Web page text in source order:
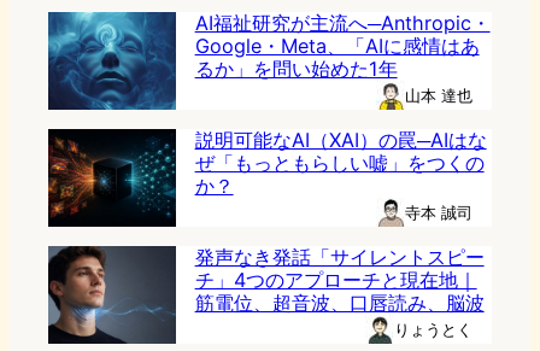
AI福祉研究が主流へ─Anthropic・
Google・Meta、「AIに感情はあ
るか」を問い始めた1年
山本 達也
説明可能なAI（XAI）の罠─AIはな
ぜ「もっともらしい嘘」をつくの
か？
寺本 誠司
発声なき発話「サイレントスピー
チ」4つのアプローチと現在地｜
筋電位、超音波、口唇読み、脳波
りょうとく